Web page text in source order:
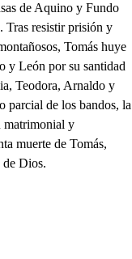
de Aquino y Fundo
Tras resistir prisión y
Tomás huye
y León por su santidad
Teodora, Arnaldo y
parcial de los bandos, la
matrimonial y
muerte de Tomás,
de Dios.